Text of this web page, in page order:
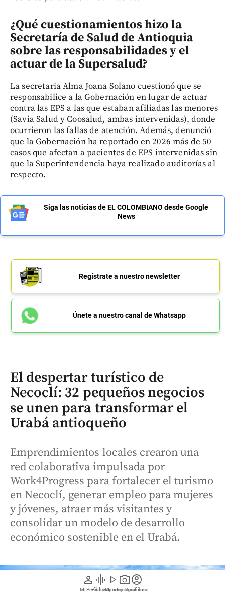
person
Mi Perfil
graphic_eq
Pódcast
play_arrow
Videos
photo_camera
Reportajes gráficos
account_circle
Suscríbete
¿Qué cuestionamientos hizo la
Secretaría de Salud de Antioquia
sobre las responsabilidades y el
actuar de la Supersalud?
La secretaria Alma Joana Solano cuestionó que se
responsabilice a la Gobernación en lugar de actuar
contra las EPS a las que estaban afiliadas las menores
(Savia Salud y Coosalud, ambas intervenidas), donde
ocurrieron las fallas de atención. Además, denunció
que la Gobernación ha reportado en 2026 más de 50
casos que afectan a pacientes de EPS intervenidas sin
que la Superintendencia haya realizado auditorías al
respecto.
Siga las noticias de EL COLOMBIANO desde Google
News
Regístrate a nuestro newsletter
Únete a nuestro canal de Whatsapp
El despertar turístico de
Necoclí: 32 pequeños negocios
se unen para transformar el
Urabá antioqueño
Emprendimientos locales crearon una
red colaborativa impulsada por
Work4Progress para fortalecer el turismo
en Necoclí, generar empleo para mujeres
y jóvenes, atraer más visitantes y
consolidar un modelo de desarrollo
económico sostenible en el Urabá.